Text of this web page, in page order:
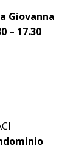
Giovanna
– 17.30